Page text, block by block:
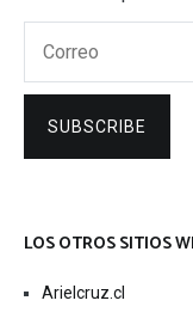
SUBSCRIBE
LOS OTROS SITIOS
Arielcruz.cl